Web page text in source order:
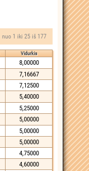
nuo 1 iki 25 iš 177
Vidurkis
8,00000
7,16667
7,12500
5,40000
5,25000
5,00000
5,00000
5,00000
4,75000
4,60000